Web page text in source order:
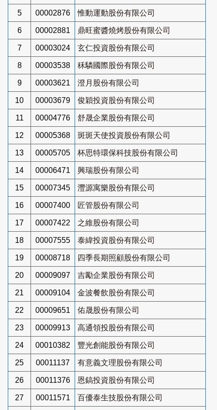
5 00002876 惟動運動股份有限公司
6 00002881 鼎旺蜜醬燒烤股份有限公司
7 00003024 玄仁投資股份有限公司
8 00003538 秝驎國際股份有限公司
9 00003621 澄月股份有限公司
10 00003679 俊穎投資股份有限公司
11 00004776 舒晟企業股份有限公司
12 00005368 斑斑天使投資股份有限公司
13 00005705 杯思特環保科技股份有限公司
14 00006471 興瑞股份有限公司
15 00007345 灃源寓樂股份有限公司
16 00007400 匠管股份有限公司
17 00007422 之維股份有限公司
18 00007555 泰緯投資股份有限公司
19 00008718 四季長期照顧股份有限公司
20 00009097 吉勵企業股份有限公司
21 00009104 金波餐飲股份有限公司
22 00009651 佑晟股份有限公司
23 00009913 高通領投股份有限公司
24 00010382 豐光創能股份有限公司
25 00011137 有意義文理股份有限公司
26 00011376 恩鎬投資股份有限公司
27 00011571 百優泰生技股份有限公司